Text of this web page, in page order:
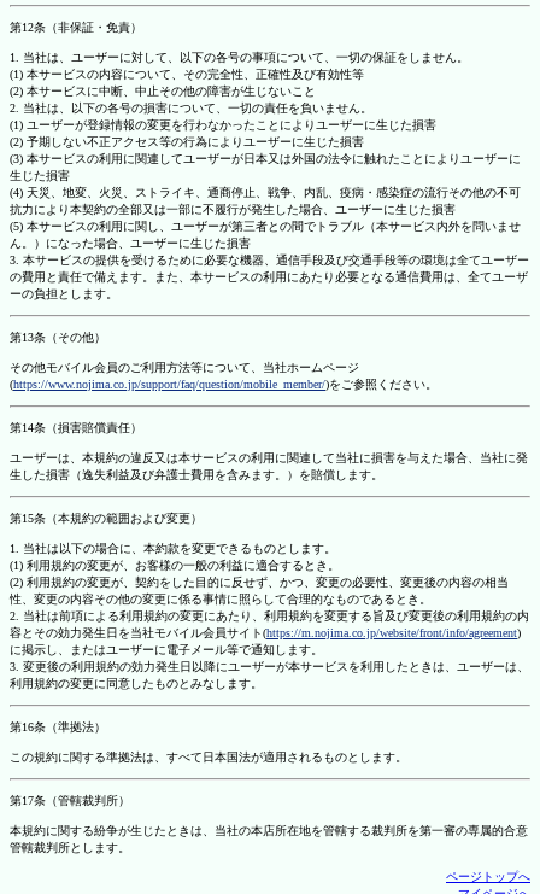
第12条（非保証・免責）
1. 当社は、ユーザーに対して、以下の各号の事項について、一切の保証をしません。
(1) 本サービスの内容について、その完全性、正確性及び有効性等
(2) 本サービスに中断、中止その他の障害が生じないこと
2. 当社は、以下の各号の損害について、一切の責任を負いません。
(1) ユーザーが登録情報の変更を行わなかったことによりユーザーに生じた損害
(2) 予期しない不正アクセス等の行為によりユーザーに生じた損害
(3) 本サービスの利用に関連してユーザーが日本又は外国の法令に触れたことによりユーザーに
生じた損害
(4) 天災、地変、火災、ストライキ、通商停止、戦争、内乱、疫病・感染症の流行その他の不可
抗力により本契約の全部又は一部に不履行が発生した場合、ユーザーに生じた損害
(5) 本サービスの利用に関し、ユーザーが第三者との間でトラブル（本サービス内外を問いませ
ん。）になった場合、ユーザーに生じた損害
3. 本サービスの提供を受けるために必要な機器、通信手段及び交通手段等の環境は全てユーザー
の費用と責任で備えます。また、本サービスの利用にあたり必要となる通信費用は、全てユーザ
ーの負担とします。
第13条（その他）
その他モバイル会員のご利用方法等について、当社ホームページ
(https://www.nojima.co.jp/support/faq/question/mobile_member/)をご参照ください。
第14条（損害賠償責任）
ユーザーは、本規約の違反又は本サービスの利用に関連して当社に損害を与えた場合、当社に発
生した損害（逸失利益及び弁護士費用を含みます。）を賠償します。
第15条（本規約の範囲および変更）
1. 当社は以下の場合に、本約款を変更できるものとします。
(1) 利用規約の変更が、お客様の一般の利益に適合するとき。
(2) 利用規約の変更が、契約をした目的に反せず、かつ、変更の必要性、変更後の内容の相当
性、変更の内容その他の変更に係る事情に照らして合理的なものであるとき。
2. 当社は前項による利用規約の変更にあたり、利用規約を変更する旨及び変更後の利用規約の内
容とその効力発生日を当社モバイル会員サイト(https://m.nojima.co.jp/website/front/info/agreement)
に掲示し、またはユーザーに電子メール等で通知します。
3. 変更後の利用規約の効力発生日以降にユーザーが本サービスを利用したときは、ユーザーは、
利用規約の変更に同意したものとみなします。
第16条（準拠法）
この規約に関する準拠法は、すべて日本国法が適用されるものとします。
第17条（管轄裁判所）
本規約に関する紛争が生じたときは、当社の本店所在地を管轄する裁判所を第一審の専属的合意
管轄裁判所とします。
ページトップへ